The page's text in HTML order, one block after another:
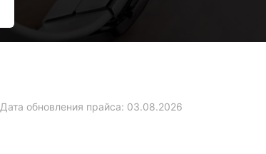
Дата обновления прайса: 03.08.2026